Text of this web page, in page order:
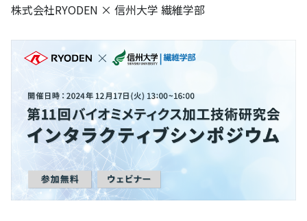
株式会社RYODEN × 信州大学 繊維学部